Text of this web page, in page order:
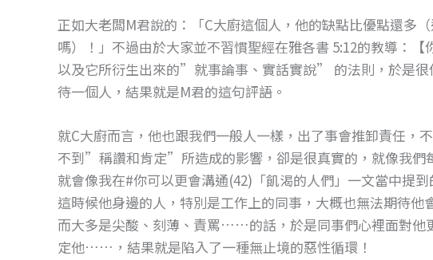
o
o
k
g
er
正如大老闆M君說的：「C大廚這個人，他的缺點比優點還多
嗎）！」不過由於大家並不習慣聖經在雅各書 5:12的教導：【
以及它所衍生出來的”就事論事、實話實說” 的法則，於是
待一個人，結果就是M君的這句評語。
就C大廚而言，他也跟我們一般人一樣，出了事會推卸責任，
不到”稱讚和肯定”所造成的影響，卻是很真實的，就像我們
就會像我在#你可以更會溝通(42)「飢渴的人們」一文當中提
這時候他身邊的人，特別是工作上的同事，大概也無法期待
而大多是尖酸、刻薄、責罵……的話，於是同事們心裡面對他
定他……，結果就是陷入了一種無止境的惡性循環！